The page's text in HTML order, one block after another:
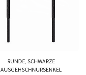
RUNDE, SCHWARZE
AUSGEHSCHNÜRSENKEL